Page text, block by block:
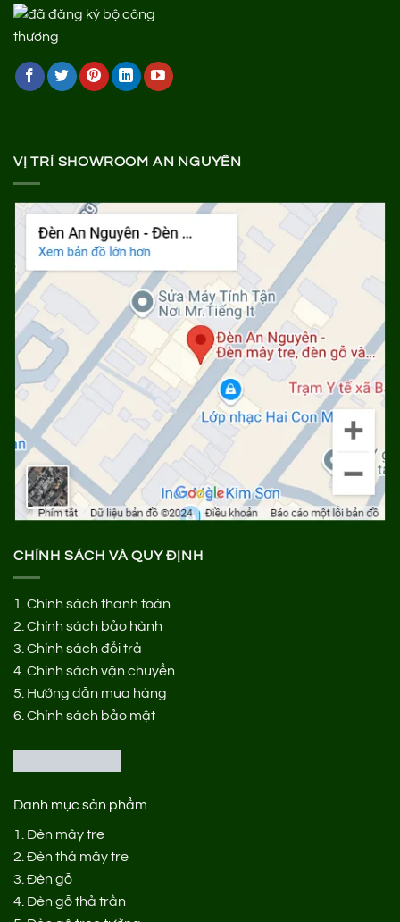
VỊ TRÍ SHOWROOM AN NGUYÊN
CHÍNH SÁCH VÀ QUY ĐỊNH
1. Chính sách thanh toán
2. Chính sách bảo hành
3. Chính sách đổi trả
4. Chính sách vận chuyển
5. Hướng dẫn mua hàng
6. Chính sách bảo mật
Danh mục sản phẩm
1. Đèn mây tre
2. Đèn thả mây tre
3. Đèn gỗ
4. Đèn gỗ thả trần